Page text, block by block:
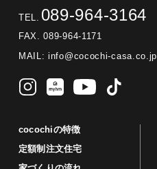
TEL. 089-964-3164
FAX. 089-964-1171
MAIL: info@cocochi-casa.co.jp
cocochiの特徴
定額制注文住宅